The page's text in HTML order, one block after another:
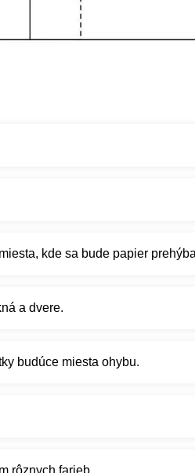
kde sa bude papier
a dvere.
budúce miesta ohybu.
rôznych farieb.